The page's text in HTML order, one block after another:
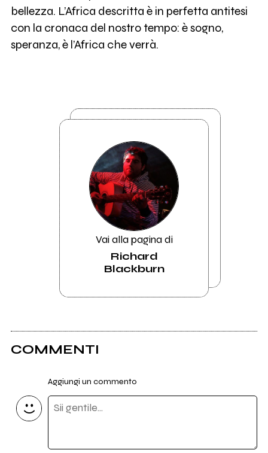
bellezza. L’Africa descritta è in perfetta antitesi
con la cronaca del nostro tempo: è sogno,
speranza, è l’Africa che verrà.
Vai alla pagina di
Richard
Blackburn
COMMENTI
Aggiungi un commento